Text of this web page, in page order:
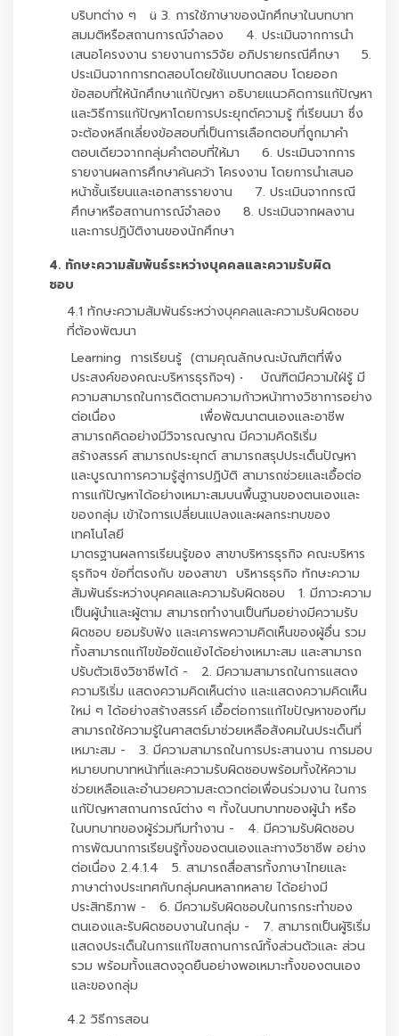
บริบทต่าง ๆ ü 3. การใช้ภาษาของนักศึกษาในบทบาท
สมมติหรือสถานการณ์จำลอง 4. ประเมินจากการนำ
เสนอโครงงาน รายงานการวิจัย อภิปรายกรณีศึกษา 5.
ประเมินจากการทดสอบโดยใช้แบบทดสอบ โดยออก
ข้อสอบที่ให้นักศึกษาแก้ปัญหา อธิบายแนวคิดการแก้ปัญหา
และวิธีการแก้ปัญหาโดยการประยุกต์ความรู้ ที่เรียนมา ซึ่ง
จะต้องหลีกเลี่ยงข้อสอบที่เป็นการเลือกตอบที่ถูกมาคำ
ตอบเดียวจากกลุ่มคำตอบที่ให้มา 6. ประเมินจากการ
รายงานผลการศึกษาค้นคว้า โครงงาน โดยการนำเสนอ
หน้าชั้นเรียนและเอกสารรายงาน 7. ประเมินจากกรณี
ศึกษาหรือสถานการณ์จำลอง 8. ประเมินจากผลงาน
และการปฏิบัติงานของนักศึกษา
4. ทักษะความสัมพันธ์ระหว่างบุคคลและความรับผิด
ชอบ
4.1 ทักษะความสัมพันธ์ระหว่างบุคคลและความรับผิดชอบ
ที่ต้องพัฒนา
Learning การเรียนรู้ (ตามคุณลักษณะบัณฑิตที่พึง
ประสงค์ของคณะบริหารธุรกิจฯ) • บัณฑิตมีความใฝ่รู้ มี
ความสามารถในการติดตามความก้าวหน้าทางวิชาการอย่าง
ต่อเนื่อง เพื่อพัฒนาตนเองและอาชีพ
สามารถคิดอย่างมีวิจารณญาณ มีความคิดริเริ่ม
สร้างสรรค์ สามารถประยุกต์ สามารถสรุปประเด็นปัญหา
และบูรณาการความรู้สู่การปฏิบัติ สามารถช่วยและเอื้อต่อ
การแก้ปัญหาได้อย่างเหมาะสมบนพื้นฐานของตนเองและ
ของกลุ่ม เข้าใจการเปลี่ยนแปลงและผลกระทบของ
เทคโนโลยี
มาตรฐานผลการเรียนรู้ของ สาขาบริหารธุรกิจ คณะบริหาร
ธุรกิจฯ ข้อที่ตรงกับ ของสาขา บริหารธุรกิจ ทักษะความ
สัมพันธ์ระหว่างบุคคลและความรับผิดชอบ 1. มีภาวะความ
เป็นผู้นำและผู้ตาม สามารถทำงานเป็นทีมอย่างมีความรับ
ผิดชอบ ยอมรับฟัง และเคารพความคิดเห็นของผู้อื่น รวม
ทั้งสามารถแก้ไขข้อขัดแย้งได้อย่างเหมาะสม และสามารถ
ปรับตัวเชิงวิชาชีพได้ - 2. มีความสามารถในการแสดง
ความริเริ่ม แสดงความคิดเห็นต่าง และแสดงความคิดเห็น
ใหม่ ๆ ได้อย่างสร้างสรรค์ เอื้อต่อการแก้ไขปัญหาของทีม
สามารถใช้ความรู้ในศาสตร์มาช่วยเหลือสังคมในประเด็นที่
เหมาะสม - 3. มีความสามารถในการประสานงาน การมอบ
หมายบทบาทหน้าที่และความรับผิดชอบพร้อมทั้งให้ความ
ช่วยเหลือและอำนวยความสะดวกต่อเพื่อนร่วมงาน ในการ
แก้ปัญหาสถานการณ์ต่าง ๆ ทั้งในบทบาทของผู้นำ หรือ
ในบทบาทของผู้ร่วมทีมทำงาน - 4. มีความรับผิดชอบ
การพัฒนาการเรียนรู้ทั้งของตนเองและทางวิชาชีพ อย่าง
ต่อเนื่อง 2.4.1.4 5. สามารถสื่อสารทั้งภาษาไทยและ
ภาษาต่างประเทศกับกลุ่มคนหลากหลาย ได้อย่างมี
ประสิทธิภาพ - 6. มีความรับผิดชอบในการกระทำของ
ตนเองและรับผิดชอบงานในกลุ่ม - 7. สามารถเป็นผู้ริเริ่ม
แสดงประเด็นในการแก้ไขสถานการณ์ทั้งส่วนตัวและ ส่วน
รวม พร้อมทั้งแสดงจุดยืนอย่างพอเหมาะทั้งของตนเอง
และของกลุ่ม
4.2 วิธีการสอน